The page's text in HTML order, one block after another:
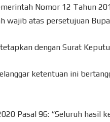
Nomor 12 Tahun
wajib atas persetujuan
dengan Surat
ketentuan ini
Pasal 96: “Seluruh hasil